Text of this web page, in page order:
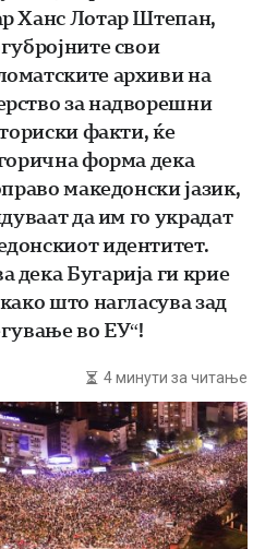
Ханс Лотар Штепан,
свои
архиви на
за надворешни
факти, ќе
форма дека
македонски јазик,
да им го украдат
идентитет.
дека Бугарија ги крие
што нагласува зад
во ЕУ“!
4 минути за читање